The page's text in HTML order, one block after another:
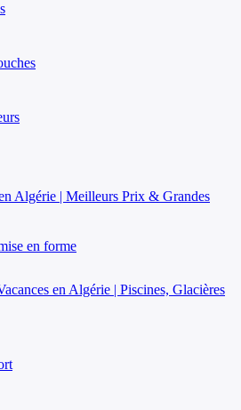
Algérie | Meilleurs Prix & Grandes
en forme
en Algérie | Piscines, Glacières